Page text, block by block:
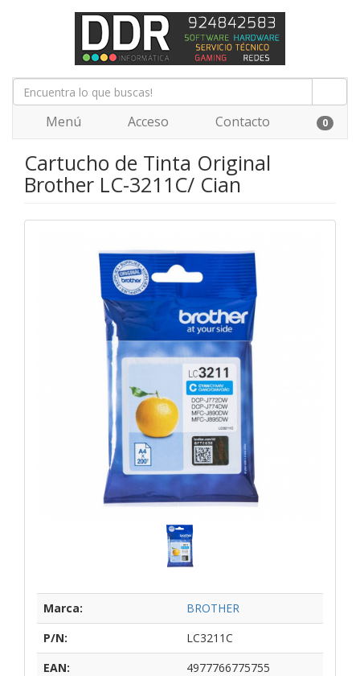
Menú Acceso Contacto 0
Cartucho de Tinta Original
Brother LC-3211C/ Cian
Marca:
BROTHER
P/N:
LC3211C
EAN:
4977766775755